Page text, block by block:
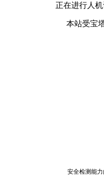
正在进行人
本站受宝
安全检测能力